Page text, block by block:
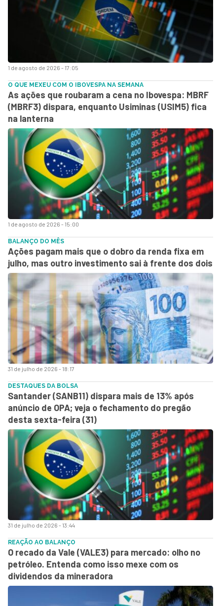
1 de agosto de 2026 - 17:05
1 de agosto de 2026 - 15:00
O QUE MEXEU COM O IBOVESPA NA SEMANA
As ações que roubaram a cena no Ibovespa: MBRF
(MBRF3) dispara, enquanto Usiminas (USIM5) fica
na lanterna
31 de julho de 2026 - 18:17
BALANÇO DO MÊS
Ações pagam mais que o dobro da renda fixa em
julho, mas outro investimento sai à frente dos dois
31 de julho de 2026 - 13:44
DESTAQUES DA BOLSA
Santander (SANB11) dispara mais de 13% após
anúncio de OPA; veja o fechamento do pregão
desta sexta-feira (31)
REAÇÃO AO BALANÇO
O recado da Vale (VALE3) para mercado: olho no
petróleo. Entenda como isso mexe com os
dividendos da mineradora